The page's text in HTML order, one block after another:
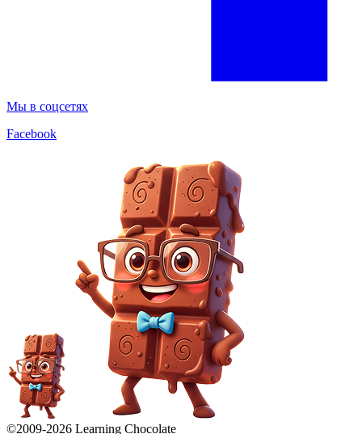
Мы в соцсетях
Facebook
©2009-2026 Learning Chocolate